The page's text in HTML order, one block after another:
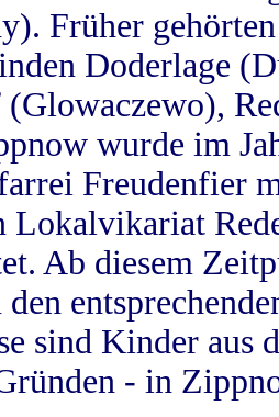
Früher
Doderlage
wurde im
Freudenfier
Lokalvikariat
Ab diesem
sind Kinder aus
- in